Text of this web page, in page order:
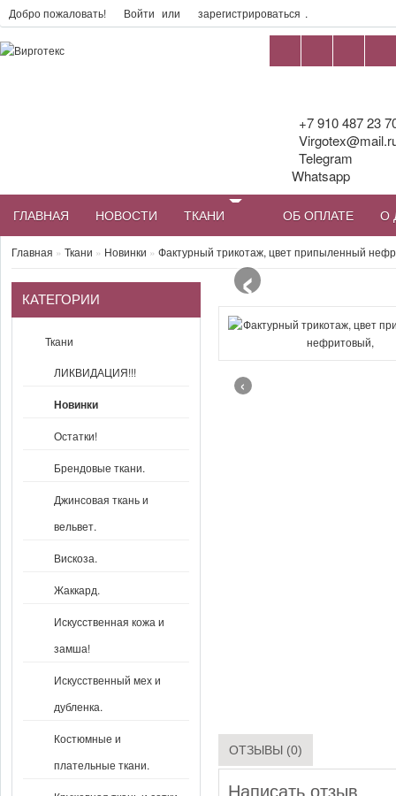
Добро пожаловать! Войти или зарегистрироваться .
+7 910 487 23
Telegram
Whatsapp
ГЛАВНАЯ НОВОСТИ ТКАНИ ОБ ОПЛАТЕ О
Главная » Ткани » Новинки » Фактурный трикотаж, цвет припыленный
КАТЕГОРИИ
Ткани
ЛИКВИДАЦИЯ!!!
Новинки
Остатки!
Брендовые ткани.
Джинсовая ткань и
вельвет.
Вискоза.
Жаккард.
Искусственная кожа и
замша!
Искусственный мех и
дубленка.
Костюмные и
плательные ткани.
‹
‹
ОТЗЫВЫ (0)
Написать отзыв